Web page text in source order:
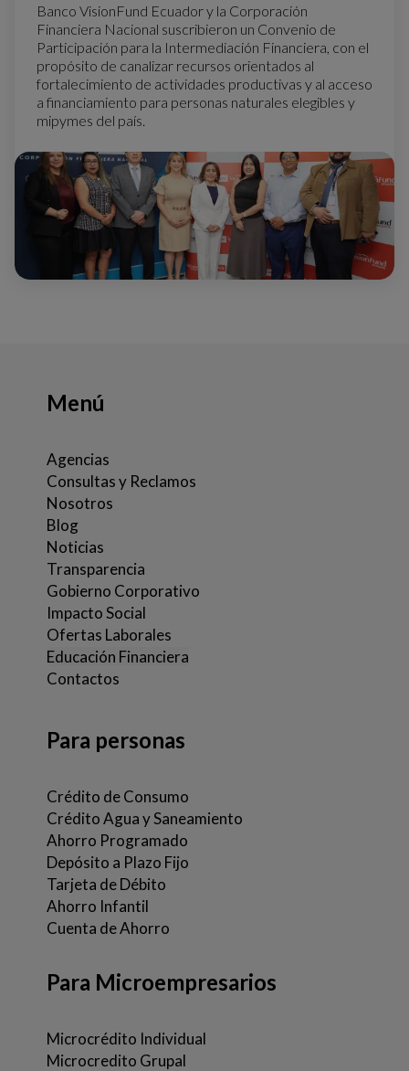
Banco VisionFund Ecuador y la Corporación
Financiera Nacional suscribieron un Convenio de
Participación para la Intermediación Financiera, con el
propósito de canalizar recursos orientados al
fortalecimiento de actividades productivas y al acceso
a financiamiento para personas naturales elegibles y
mipymes del país.
Menú
Agencias
Consultas y Reclamos
Nosotros
Blog
Noticias
Transparencia
Gobierno Corporativo
Impacto Social
Ofertas Laborales
Educación Financiera
Contactos
Para personas
Crédito de Consumo
Crédito Agua y Saneamiento
Ahorro Programado
Depósito a Plazo Fijo
Tarjeta de Débito
Ahorro Infantil
Cuenta de Ahorro
Para Microempresarios
Microcrédito Individual
Microcredito Grupal